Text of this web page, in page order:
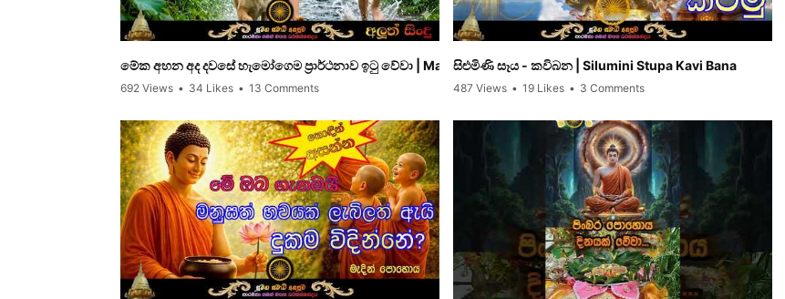
මේක අහන අද දවසේ හැමෝගෙම ප්‍රාර්ථනාව ඉටු වේවා | May everyone's wishes be fulfilled today
692 Views • 34 Likes • 13 Comments
සිළුමිණි සෑය - කවිබන | Silumini Stupa Kavi Bana
487 Views • 19 Likes • 3 Comments